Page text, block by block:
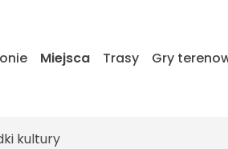
Miejsca Trasy Gry
kultury